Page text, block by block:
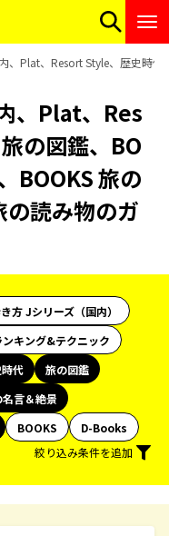
、Plat、Resort Style、歴史時代
、Plat、Res
の図鑑、BO
BOOKS 旅の
の読み物のガ
方 Jシリーズ（国内）
ンキング&テクニック
代
旅の図鑑
言＆絶景
BOOKS
D-Books
絞り込み条件を追加